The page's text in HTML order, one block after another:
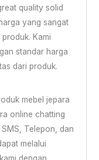
quality solid
yang sangat
Kami
standar harga
dari produk.
mebel jepara
online chatting
SMS, Telepon, dan
melalui